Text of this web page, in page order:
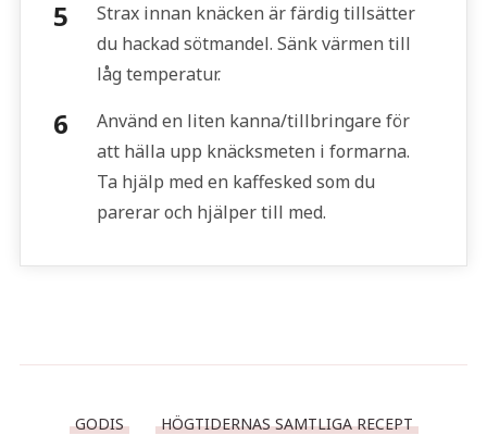
Strax innan knäcken är färdig tillsätter
du hackad sötmandel. Sänk värmen till
låg temperatur.
Använd en liten kanna/tillbringare för
att hälla upp knäcksmeten i formarna.
Ta hjälp med en kaffesked som du
parerar och hjälper till med.
GODIS
HÖGTIDERNAS SAMTLIGA RECEPT